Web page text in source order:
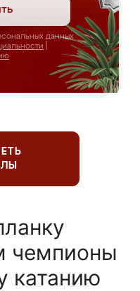
данных
чемпионы
катанию